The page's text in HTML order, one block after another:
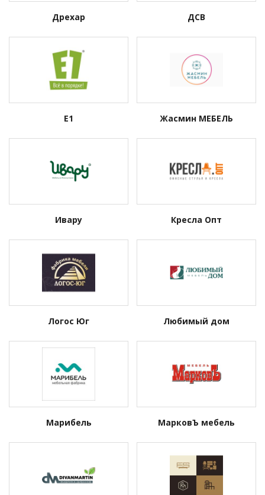
Дрехар ДСВ
Е1 Жасмин МЕБЕЛЬ
Ивару Кресла Опт
Логос Юг Любимый дом
Марибель МарковЪ мебель